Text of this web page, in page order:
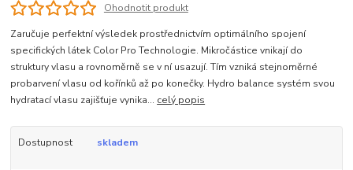
Ohodnotit produkt
Zaručuje perfektní výsledek prostřednictvím optimálního spojení
specifických látek Color Pro Technologie. Mikročástice vnikají do
struktury vlasu a rovnoměrně se v ní usazují. Tím vzniká stejnoměrné
probarvení vlasu od kořínků až po konečky. Hydro balance systém svou
hydratací vlasu zajišťuje vynika... celý popis
Dostupnost skladem